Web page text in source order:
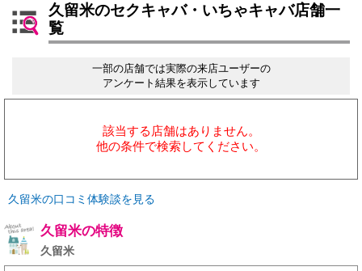
久留米のセクキャバ・いちゃキャバ店舗一
覧
一部の店舗では実際の来店ユーザーの
アンケート結果を表示しています
該当する店舗はありません。
他の条件で検索してください。
久留米の口コミ体験談を見る
久留米の特徴
久留米